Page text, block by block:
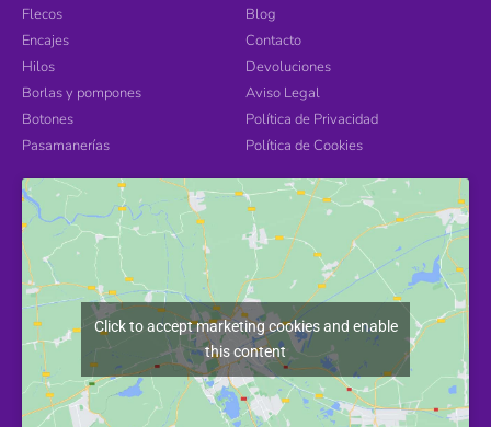
Flecos
Encajes
Hilos
Borlas y pompones
Botones
Pasamanerías
Blog
Contacto
Devoluciones
Aviso Legal
Política de Privacidad
Política de Cookies
Click to accept marketing cookies and enable
this content